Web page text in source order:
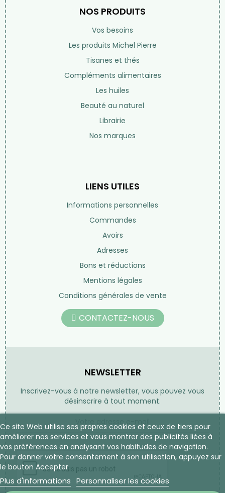
Ce site Web utilise ses propres cookies et ceux de tiers pour
améliorer nos services et vous montrer des publicités liées à
vos préférences en analysant vos habitudes de navigation.
Pour donner votre consentement à son utilisation, appuyez sur
le bouton Accepter.
Plus d'informations Personnaliser les cookies
NOS PRODUITS
Vos besoins
Les produits Michel Pierre
Tisanes et thés
Compléments alimentaires
Les huiles
Beauté au naturel
Librairie
Nos marques
LIENS UTILES
Informations personnelles
Commandes
Avoirs
Adresses
Bons et réductions
Mentions légales
Conditions générales de vente
CONTACTEZ-NOUS
NEWSLETTER
Inscrivez-vous à notre newsletter, vous pouvez vous
désinscrire à tout moment.